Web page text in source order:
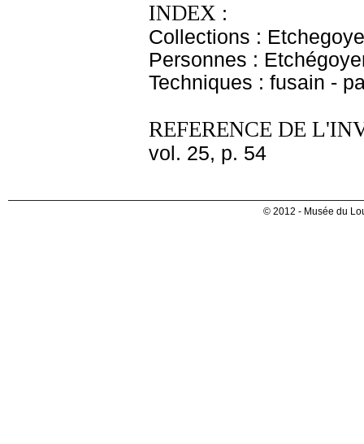
INDEX :
Collections :
Personnes :
Techniques : fusain -
REFERENCE DE
vol. 25, p. 54
© 2012 - Musée du